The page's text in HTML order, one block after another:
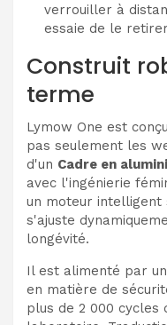
verrouiller à
essaie de le
Construit
terme
Lymow One est
pas seulement les
d'un Cadre en
avec l'ingénierie
un moteur intelligent
s'ajuste
longévité.
Il est alimenté par un
en matière de
plus de 2 000 cycles